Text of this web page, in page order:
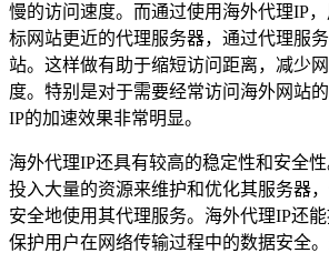
慢的访问速度。而通过使用海外代理IP
标网站更近的代理服务器，通过代理服
站。这样做有助于缩短访问距离，减少
度。特别是对于需要经常访问海外网站
IP的加速效果非常明显。
海外代理IP还具有较高的稳定性和安全
投入大量的资源来维护和优化其服务器
安全地使用其代理服务。海外代理IP还能
保护用户在网络传输过程中的数据安全